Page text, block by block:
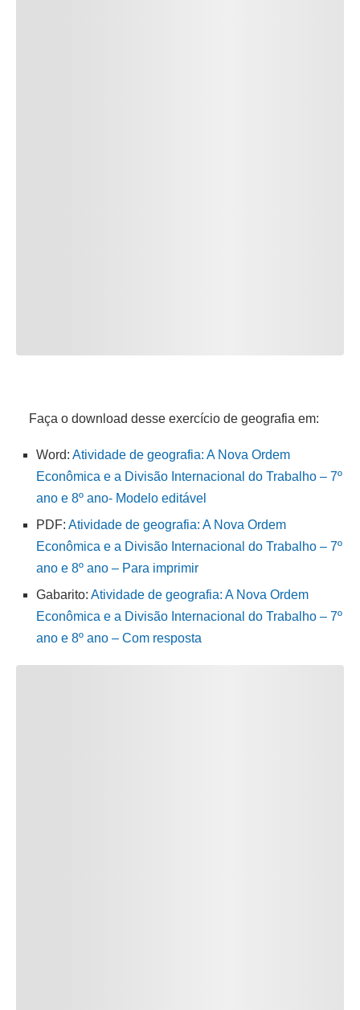
Faça o download desse exercício de geografia em:
Word: Atividade de geografia: A Nova Ordem
Econômica e a Divisão Internacional do Trabalho – 7º
ano e 8º ano- Modelo editável
PDF: Atividade de geografia: A Nova Ordem
Econômica e a Divisão Internacional do Trabalho – 7º
ano e 8º ano – Para imprimir
Gabarito: Atividade de geografia: A Nova Ordem
Econômica e a Divisão Internacional do Trabalho – 7º
ano e 8º ano – Com resposta